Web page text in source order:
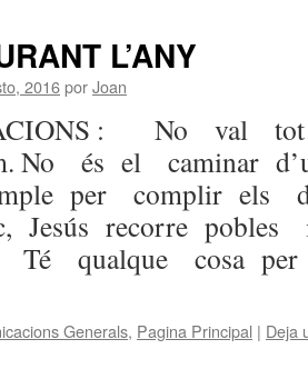
L’ANY
2016porJoan
: No val
No és el caminar
per complir els
Jesús recorre
Té qualque cosa
Generals, Pagina Principal | Deja